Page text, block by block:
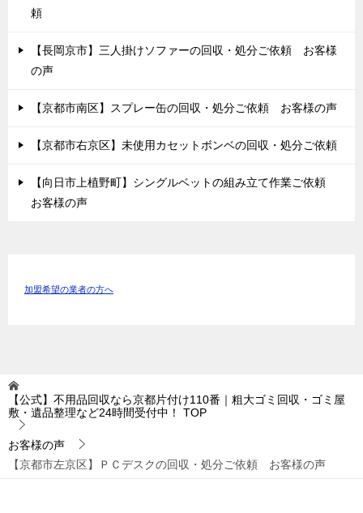
頼
【長岡京市】三人掛けソファーの回収・処分ご依頼 お客様
の声
【京都市南区】スプレー缶の回収・処分ご依頼 お客様の声
【京都市右京区】未使用カセットボンベの回収・処分ご依頼
【向日市上植野町】シングルベットの組み立て作業ご依頼
お客様の声
加盟希望の業者の方へ
【公式】不用品回収なら京都片付け110番｜粗大ゴミ回収・ゴミ屋
敷・遺品整理など24時間受付中！
TOP
お客様の声
【京都市左京区】ＰＣデスクの回収・処分ご依頼 お客様の声